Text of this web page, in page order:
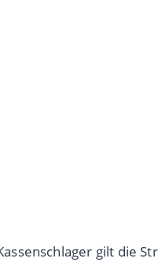
gilt die